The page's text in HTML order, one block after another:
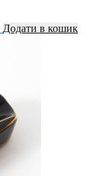
Додати в кошик